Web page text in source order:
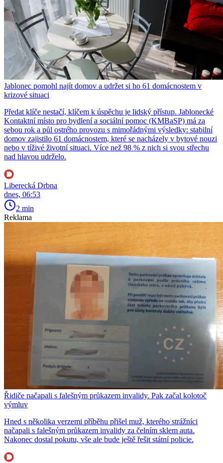
Jablonec pomohl najít domov a udržet si ho 61 domácnostem v
krizové situaci
Předat klíče nestačí, klíčem k úspěchu je lidský přístup. Jablonecké
Kontaktní místo pro bydlení a sociální pomoc (KMBaSP) má za
sebou rok a půl ostrého provozu s mimořádnými výsledky: stabilní
domov zajistilo 61 domácnostem, které se nacházely v bytové nouzi
nebo v tíživé životní situaci. Více než 98 % z nich si svou střechu
nad hlavou udrželo.
Liberecká Drbna
dnes, 06:53
2 min
Reklama
Řidiče načapali s falešným průkazem invalidy. Pak začal kolotoč
výmluv
Hned s několika verzemi příběhu přišel muž, kterého strážníci
načapali s falešným průkazem invalidy za čelním sklem auta.
Nakonec dostal pokutu, vše ale bude ještě řešit státní policie.